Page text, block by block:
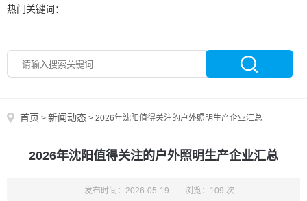
热门关键词：
首页 > 新闻动态 > 2026年沈阳值得关注的户外照明生产企业汇总
2026年沈阳值得关注的户外照明生产企业汇总
发布时间：2026-05-19 浏览：109 次